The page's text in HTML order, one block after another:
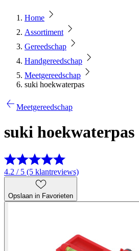
Home
Assortiment
Gereedschap
Handgereedschap
Meetgereedschap
suki hoekwaterpas
Meetgereedschap
suki hoekwaterpas
4.2 / 5 (5 klantreviews)
Opslaan in Favorieten